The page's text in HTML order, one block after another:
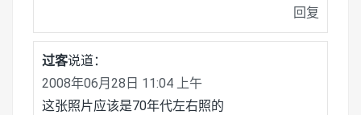
回复
过客说道：
2008年06月28日 11:04 上午
这张照片应该是70年代左右照的